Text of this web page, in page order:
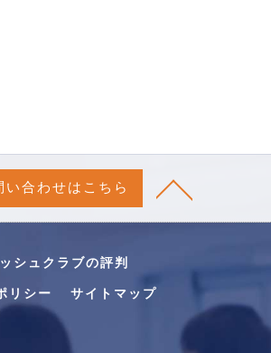
い合わせはこちら
シュクラブの評判
リシー サイトマップ